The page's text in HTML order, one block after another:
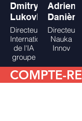
Dmitry
Lukovkin
Directeur
International
de l'IA
groupe
Zyfra
Adrien
Danière
Directeur
Nauka
Innov
COMPTE-